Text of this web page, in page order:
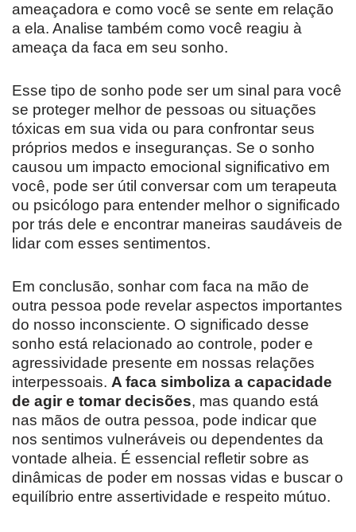
ameaçadora e como você se sente em relação
a ela. Analise também como você reagiu à
ameaça da faca em seu sonho.
Esse tipo de sonho pode ser um sinal para você
se proteger melhor de pessoas ou situações
tóxicas em sua vida ou para confrontar seus
próprios medos e inseguranças. Se o sonho
causou um impacto emocional significativo em
você, pode ser útil conversar com um terapeuta
ou psicólogo para entender melhor o significado
por trás dele e encontrar maneiras saudáveis de
lidar com esses sentimentos.
Em conclusão, sonhar com faca na mão de
outra pessoa pode revelar aspectos importantes
do nosso inconsciente. O significado desse
sonho está relacionado ao controle, poder e
agressividade presente em nossas relações
interpessoais. A faca simboliza a capacidade
de agir e tomar decisões, mas quando está
nas mãos de outra pessoa, pode indicar que
nos sentimos vulneráveis ou dependentes da
vontade alheia. É essencial refletir sobre as
dinâmicas de poder em nossas vidas e buscar o
equilíbrio entre assertividade e respeito mútuo.